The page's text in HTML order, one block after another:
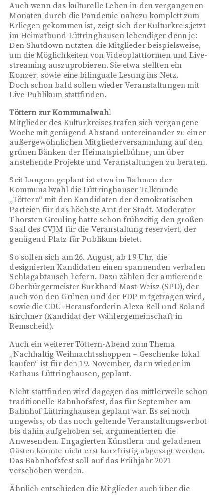
Auch wenn das kulturelle Leben in den vergangenen
Monaten durch die Pandemie nahezu komplett zum
Erliegen gekommen ist, zeigt sich der Kulturkreis.jetzt
im Heimatbund Lüttringhausen lebendiger denn je:
Den Shutdown nutzten die Mitglieder beispielsweise,
um die Möglichkeiten von Videoplattformen und Live-
streaming auszuprobieren. Sie etwa stellten ein
Konzert sowie eine bilinguale Lesung ins Netz.
Doch schon bald sollen wieder Veranstaltungen mit
Live-Publikum stattfinden.
Töttern zur Kommunalwahl
Mitglieder des Kulturkreises trafen sich vergangene
Woche mit genügend Abstand untereinander zu einer
außergewöhnlichen Mitgliederversammlung auf den
grünen Bänken der Heimatspielbühne, um über
anstehende Projekte und Veranstaltungen zu beraten.
Seit Langem geplant ist etwa im Rahmen der
Kommunalwahl die Lüttringhauser Talkrunde
„Töttern“ mit den Kandidaten der demokratischen
Parteien für das höchste Amt der Stadt. Moderator
Thorsten Greuling hatte schon frühzeitig den großen
Saal des CVJM für die Veranstaltung reserviert, der
genügend Platz für Publikum bietet.
So sollen sich am 26. August, ab 19 Uhr, die
designierten Kandidaten einen spannenden verbalen
Schlagabtausch liefern. Dazu zählen der amtierende
Oberbürgermeister Burkhard Mast-Weisz (SPD), der
auch von den Grünen und der FDP mitgetragen wird,
sowie die CDU-Herausforderin Alexa Bell und Roland
Kirchner (Kandidat der Wählergemeinschaft in
Remscheid).
Auch ein weiterer Töttern-Abend zum Thema
„Nachhaltig Weihnachtsshoppen – Geschenke lokal
kaufen“ ist für den 19. November, dann wieder im
Rathaus Lüttringhausen, geplant.
Nicht stattfinden wird dagegen das mittlerweile schon
traditionelle Bahnhofsfest, das für September am
Bahnhof Lüttringhausen geplant war. Es sei noch
ungewiss, ob das noch geltende Veranstaltungsverbot
bis dahin aufgehoben sei, argumentierten die
Anwesenden. Engagierten Künstlern und geladenen
Gästen könnte nicht erst kurzfristig abgesagt werden.
Das Bahnhofsfest soll auf das Frühjahr 2021
verschoben werden.
Ähnlich entschieden die Mitglieder auch über die